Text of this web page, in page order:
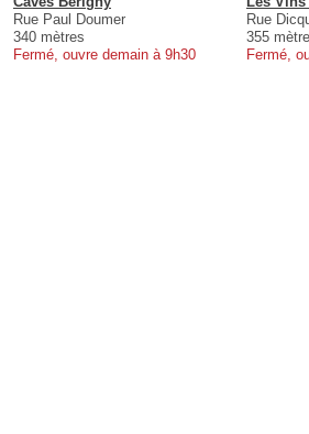
Rue Paul Doumer
340 mètres
Fermé, ouvre demain à 9h30
Rue
355
Fermé,